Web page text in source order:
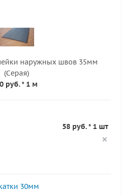
наружных швов 35мм
(Серая)
руб.* 1 м
58 руб. * 1 шт
30мм